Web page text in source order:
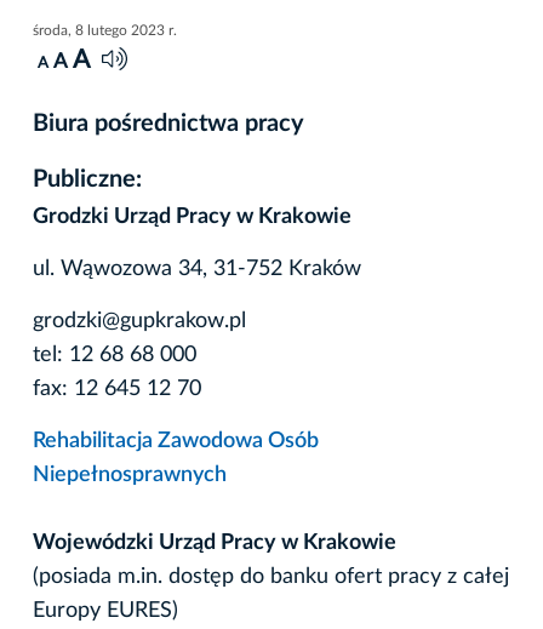
środa, 8 lutego 2023 r.
A A A
Biura pośrednictwa pracy
Publiczne:
Grodzki Urząd Pracy w Krakowie
ul. Wąwozowa 34, 31-752 Kraków
grodzki@gupkrakow.pl
tel: 12 68 68 000
fax: 12 645 12 70
Rehabilitacja Zawodowa Osób
Niepełnosprawnych
Wojewódzki Urząd Pracy w Krakowie
(posiada m.in. dostęp do banku ofert pracy z całej
Europy EURES)